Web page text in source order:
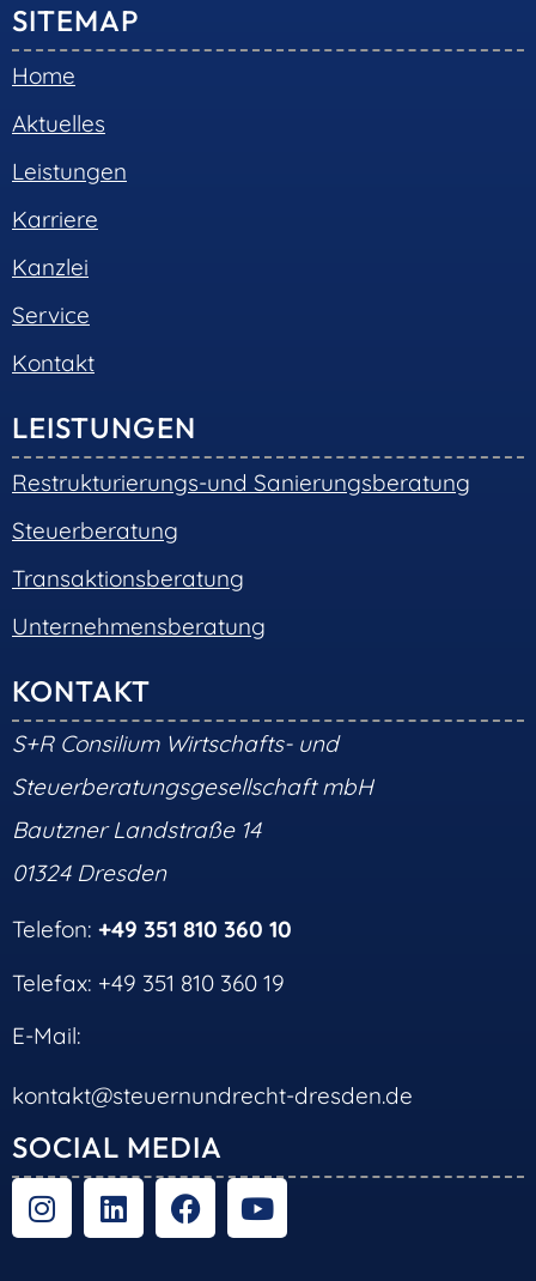
SITEMAP
Home
Aktuelles
Leistungen
Karriere
Kanzlei
Service
Kontakt
LEISTUNGEN
Restrukturierungs-und Sanierungsberatung
Steuerberatung
Transaktionsberatung
Unternehmensberatung
KONTAKT
S+R Consilium Wirtschafts- und
Steuerberatungsgesellschaft mbH
Bautzner Landstraße 14
01324 Dresden
Telefon: +49 351 810 360 10
Telefax: +49 351 810 360 19
E-Mail:
kontakt@steuernundrecht-dresden.de
SOCIAL MEDIA